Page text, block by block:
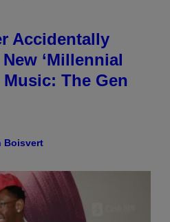
Accidentally
‘Millennial
The Gen
Boisvert